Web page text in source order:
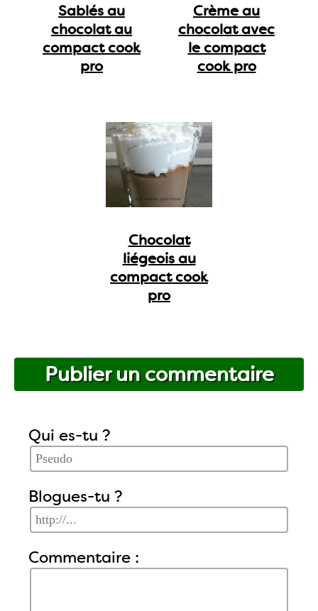
Sablés au
chocolat au
compact cook
pro
Crème au
chocolat avec
le compact
cook pro
Chocolat
liégeois au
compact cook
pro
Publier un commentaire
Qui es-tu ?
Blogues-tu ?
Commentaire :